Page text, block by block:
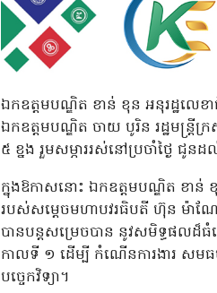
ឯកឧត្តមបណ្ឌិត ខាន់ ខុន អនុរដ្ឋលេខ
ឯកឧត្តមបណ្ឌិត ចាយ បូរិន រដ្ឋមន្ត្រី
៥ ខ្នង រួមសម្ភាររស់នៅប្រចាំថ្ងៃ ជូន
ក្នុងឱកាសនោះ ឯកឧត្តមបណ្ឌិត ខាន់
របស់សម្តេចមហាបវរធិបតី ហ៊ុន ម៉ាណែត
បានបន្តសម្រេចបាន នូវសមិទ្ធផលដ៏ធំ
កាលទី ១ ដើម្បី កំណើនការងារ សម
បច្ចេកវិទ្យា។